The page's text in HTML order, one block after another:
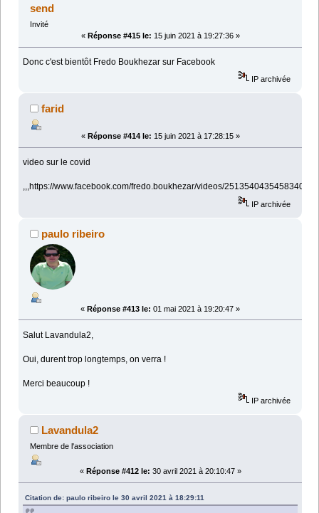
send
Invité
« Réponse #415 le: 15 juin 2021 à 19:27:36 »
Donc c'est bientôt Fredo Boukhezar sur Facebook
IP archivée
farid
« Réponse #414 le: 15 juin 2021 à 17:28:15 »
video sur le covid
,,,https://www.facebook.com/fredo.boukhezar/videos/2513540435458340
IP archivée
paulo ribeiro
« Réponse #413 le: 01 mai 2021 à 19:20:47 »
Salut Lavandula2,
Oui, durent trop longtemps, on verra !
Merci beaucoup !
IP archivée
Lavandula2
Membre de l'association
« Réponse #412 le: 30 avril 2021 à 20:10:47 »
Citation de: paulo ribeiro le 30 avril 2021 à 18:29:11